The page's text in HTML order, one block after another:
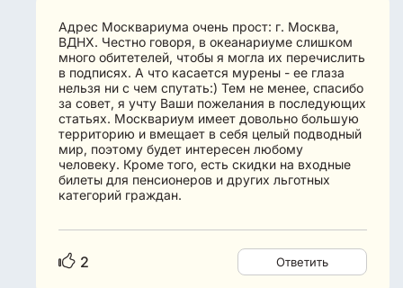
Адрес Москвариума очень прост: г. Москва,
ВДНХ. Честно говоря, в океанариуме слишком
много обитетелей, чтобы я могла их перечислить
в подписях. А что касается мурены - ее глаза
нельзя ни с чем спутать:) Тем не менее, спасибо
за совет, я учту Ваши пожелания в последующих
статьях. Москвариум имеет довольно большую
территорию и вмещает в себя целый подводный
мир, поэтому будет интересен любому
человеку. Кроме того, есть скидки на входные
билеты для пенсионеров и других льготных
категорий граждан.
2 Ответить